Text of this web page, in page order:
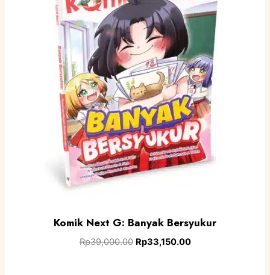
Komik Next G: Banyak Bersyukur
Rp39,000.00 Rp33,150.00